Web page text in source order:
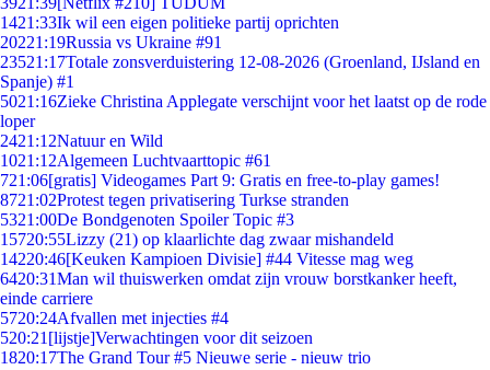
1421:33Ik wil een eigen politieke partij oprichten
20221:19Russia vs Ukraine #91
23521:17Totale zonsverduistering 12-08-2026 (Groenland, IJsland en
Spanje) #1
5021:16Zieke Christina Applegate verschijnt voor het laatst op de rode
loper
2421:12Natuur en Wild
1021:12Algemeen Luchtvaarttopic #61
721:06[gratis] Videogames Part 9: Gratis en free-to-play games!
8721:02Protest tegen privatisering Turkse stranden
5321:00De Bondgenoten Spoiler Topic #3
15720:55Lizzy (21) op klaarlichte dag zwaar mishandeld
14220:46[Keuken Kampioen Divisie] #44 Vitesse mag weg
6420:31Man wil thuiswerken omdat zijn vrouw borstkanker heeft,
einde carriere
5720:24Afvallen met injecties #4
520:21 [lijstje]Verwachtingen voor dit seizoen
1820:17The Grand Tour #5 Nieuwe serie - nieuw trio